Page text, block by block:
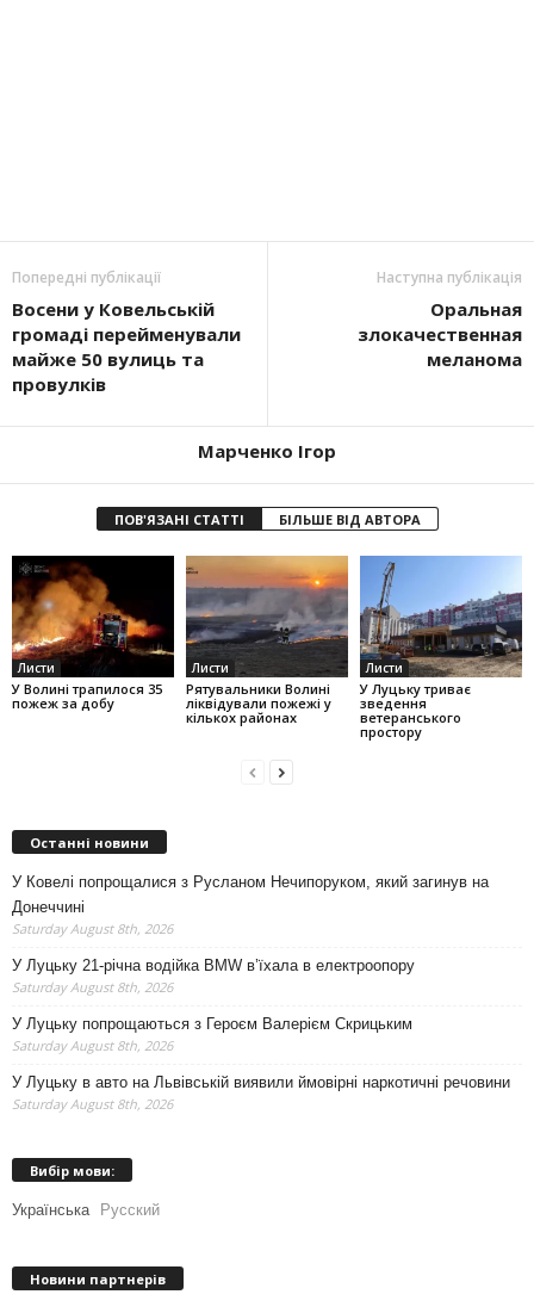
Попередні публікації
Восени у Ковельській
громаді перейменували
майже 50 вулиць та
провулків
Наступна публікація
Оральная
злокачественная
меланома
Марченко Ігор
ПОВ'ЯЗАНІ СТАТТІ БІЛЬШЕ ВІД АВТОРА
Листи
У Волині трапилося 35
пожеж за добу
Листи
Рятувальники Волині
ліквідували пожежі у
кількох районах
Листи
У Луцьку триває
зведення
ветеранського
простору
Останні новини
У Ковелі попрощалися з Русланом Нечипоруком, який загинув на
Донеччині
Saturday August 8th, 2026
У Луцьку 21-річна водійка BMW в’їхала в електроопору
Saturday August 8th, 2026
У Луцьку попрощаються з Героєм Валерієм Скрицьким
Saturday August 8th, 2026
У Луцьку в авто на Львівській виявили ймовірні наркотичні речовини
Saturday August 8th, 2026
Вибір мови:
Українська Русский
Новини партнерів